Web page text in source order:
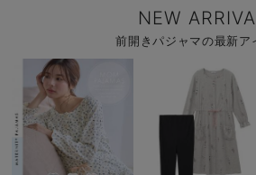
NEW
前開きパジャマの最新ア